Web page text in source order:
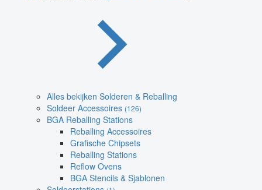
Alles bekijken Solderen & Reballing
Soldeer Accessoires (126)
BGA Reballing Stations
Reballing Accessoires
Grafische Chipsets
Reballing Stations
Reflow Ovens
BGA Stencils & Sjablonen